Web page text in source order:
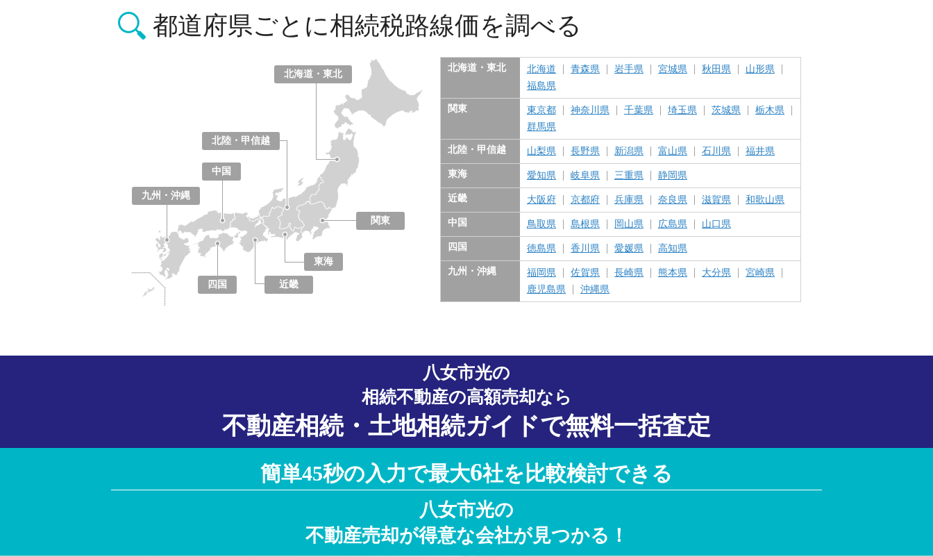
都道府県ごとに相続税路線価を調べる
北海道・東北
関東
北陸・甲信越
東海
愛知県
岐阜県
三重県
静岡県
近畿
中国
四国
九州・沖縄
北海道・東北 北海道 青森県 岩手県 宮城県 秋田県
山形県
福島県
関東 東京都 神奈川県 千葉県 埼玉県 茨城県
栃木県
群馬県
北陸・甲信越 山梨県 長野県 新潟県 富山県 石川県 福井県
東海 愛知県 岐阜県 三重県 静岡県
近畿 大阪府 京都府 兵庫県 奈良県 滋賀県 和歌山県
中国 鳥取県 島根県 岡山県 広島県 山口県
四国 徳島県 香川県 愛媛県 高知県
九州・沖縄 福岡県 佐賀県 長崎県 熊本県 大分県
宮崎県
鹿児島県
沖縄県
八女市光の
相続不動産の高額売却なら
不動産相続・土地相続ガイドで無料一括査定
簡単45秒の入力で最大6社を比較検討できる
八女市光の
不動産売却が得意な会社が見つかる！